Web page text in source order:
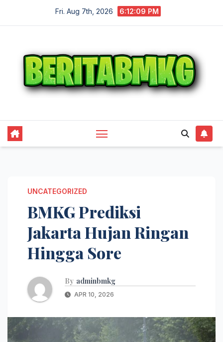
Fri. Aug 7th, 2026 6:12:10 PM
UNCATEGORIZED
BMKG Prediksi
Jakarta Hujan Ringan
Hingga Sore
By adminbmkg
APR 10, 2026